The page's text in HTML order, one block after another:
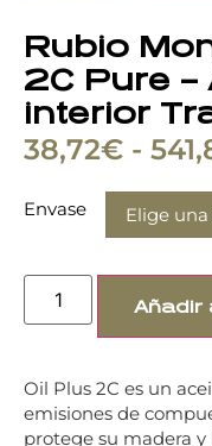
Rubio
2C Pure –
interior
38,72€ -
Envase
Añadir
Oil Plus 2C es un
emisiones de
protege su madera y